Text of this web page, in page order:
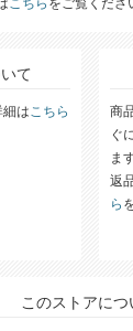
こちら をご覧くださ
て
はこちら
商
ぐ
ま
返
ら
このストアにつ